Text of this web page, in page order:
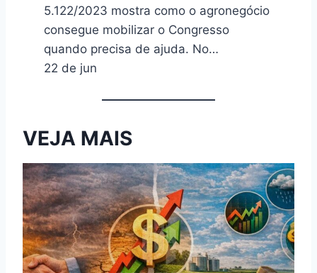
5.122/2023 mostra como o agronegócio
consegue mobilizar o Congresso
quando precisa de ajuda. No…
22 de jun
VEJA MAIS